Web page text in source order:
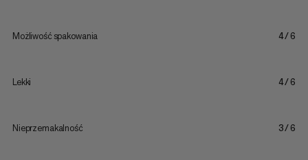
Możliwość spakowania 4/6
Lekki 4/6
Nieprzemakalność 3/6